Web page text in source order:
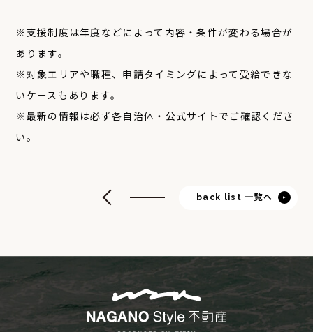
※支援制度は年度などによって内容・条件が変わる場合が
あります。
※対象エリアや職種、申請タイミングによって受給できな
いケースもあります。
※最新の情報は必ず各自治体・公式サイトでご確認くださ
い。
back list 一覧へ